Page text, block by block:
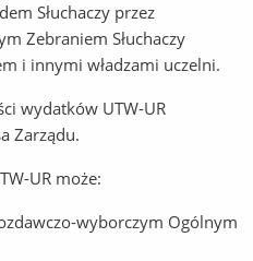
Słuchaczy przez
Zebraniem Słuchaczy
i innymi władzami uczelni.
UTW-UR
Zarządu.
UR może:
wyborczym Ogólnym